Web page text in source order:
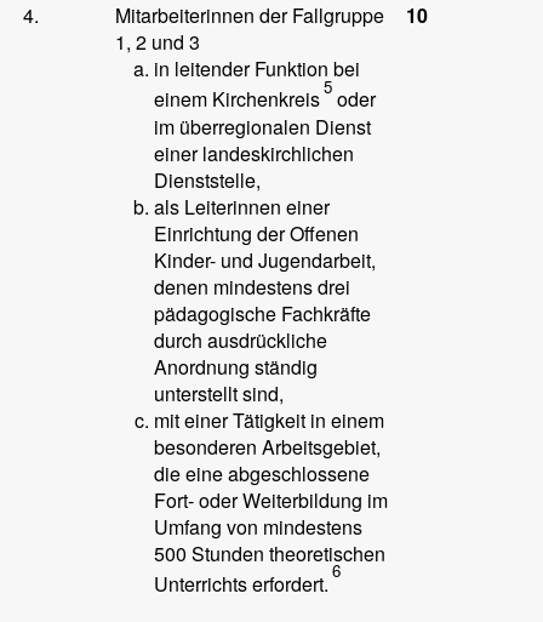
4.
Mitarbeiterinnen der Fallgruppe
1, 2 und 3
in leitender Funktion bei
einem Kirchenkreis5oder
im überregionalen Dienst
einer landeskirchlichen
Dienststelle,
als Leiterinnen einer
Einrichtung der Offenen
Kinder- und Jugendarbeit,
denen mindestens drei
pädagogische Fachkräfte
durch ausdrückliche
Anordnung ständig
unterstellt sind,
mit einer Tätigkeit in einem
besonderen Arbeitsgebiet,
die eine abgeschlossene
Fort- oder Weiterbildung im
Umfang von mindestens
500 Stunden theoretischen
Unterrichts erfordert. 6
10